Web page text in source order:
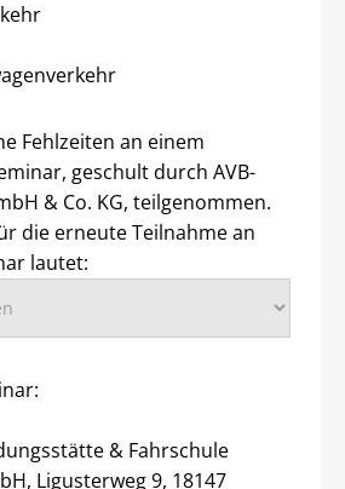
Fehlzeiten an einem
geschult durch AVB-
& Co. KG, teilgenommen.
die erneute Teilnahme an
lautet:
& Fahrschule
Ligusterweg 9, 18147